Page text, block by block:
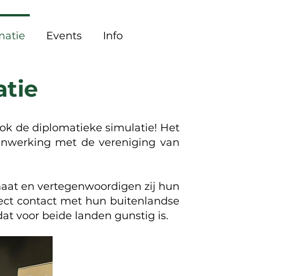
Events Info
de diplomatieke simulatie! Het
met de vereniging van
en vertegenwoordigen zij hun
contact met hun buitenlandse
voor beide landen gunstig is.